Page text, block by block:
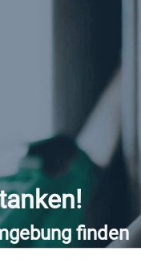
finden